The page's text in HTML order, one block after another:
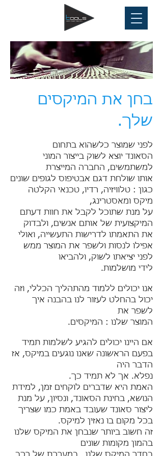
בחן את המיקסים
שלך.
לפני שמוצר כלשהוא בתחום
הסאונד יוצא לשוק בייצור המוני
למשתמשים, החברה המייצרת
אותו שולחת דגם אבטיפוס לגופים שונים
כגון : טלוויזיה, רדיו, טכנאי הקלטה
מיקס ומאסטרינג,
על מנת שתוכל לקבל את חוות דעתם
המיקצועית של אותם אנשים, ולבדוק
את התאמתו לדרישות התעשייה, ואולי
אפילו לנסות ולשפר את המוצר ממש
לפני יציאתו לשוק, ולהביאו
לידי מושלמות.
אנו יכולים ללמוד מהתהליך הכללי, וזה
יכול בהחלט לעזור לנו בהבנה איך
לשפר את
המוצר שלנו : המיקסים.
אם היינו יכולים להגיע לשלמות תמיד
בפעם הראשונה שאנו נוגעים במיקס, אז
הדבר היה
נפלא. אך לא תמיד כך.
האמת היא שדברים לוקחים זמן, למידת
הנושא, בחינת הסאונד, ונסיון, על מנת
ליצור סאונד שעובד באמת כמו שצריך
בכל מקום בו נאזין למיקס.
זה חשוב ביותר שנבחן את המיקס שלנו
בהמון מקומות שונים